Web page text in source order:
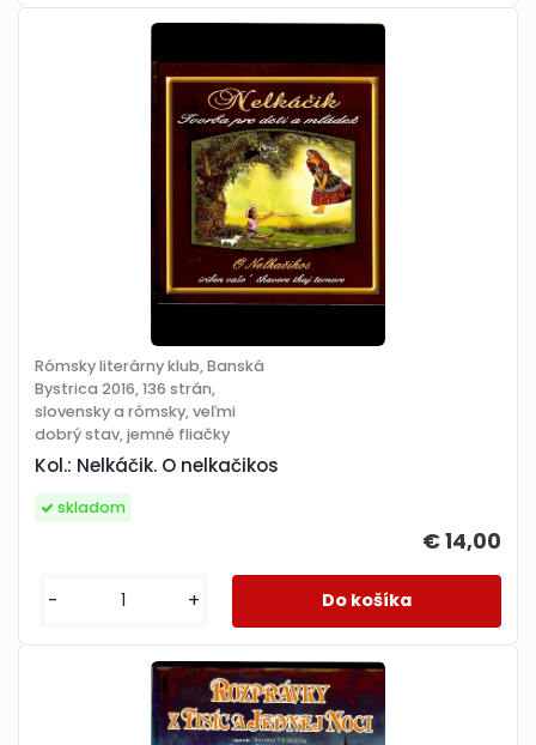
Kol.: Nelkáčik. O nelkačikos
Rómsky literárny klub, Banská
Bystrica 2016, 136 strán,
slovensky a rómsky, veľmi
dobrý stav, jemné fliačky
€ 14,00
skladom
- +